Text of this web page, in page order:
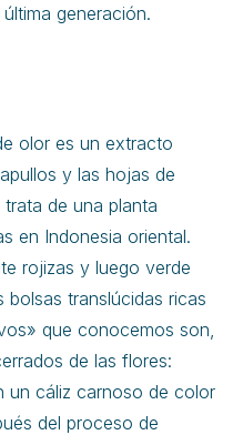
generación.
olor es un extracto
y las hojas de
trata de una planta
en Indonesia oriental.
rojizas y luego verde
translúcidas ricas
que conocemos son,
de las flores:
un cáliz carnoso de color
del proceso de